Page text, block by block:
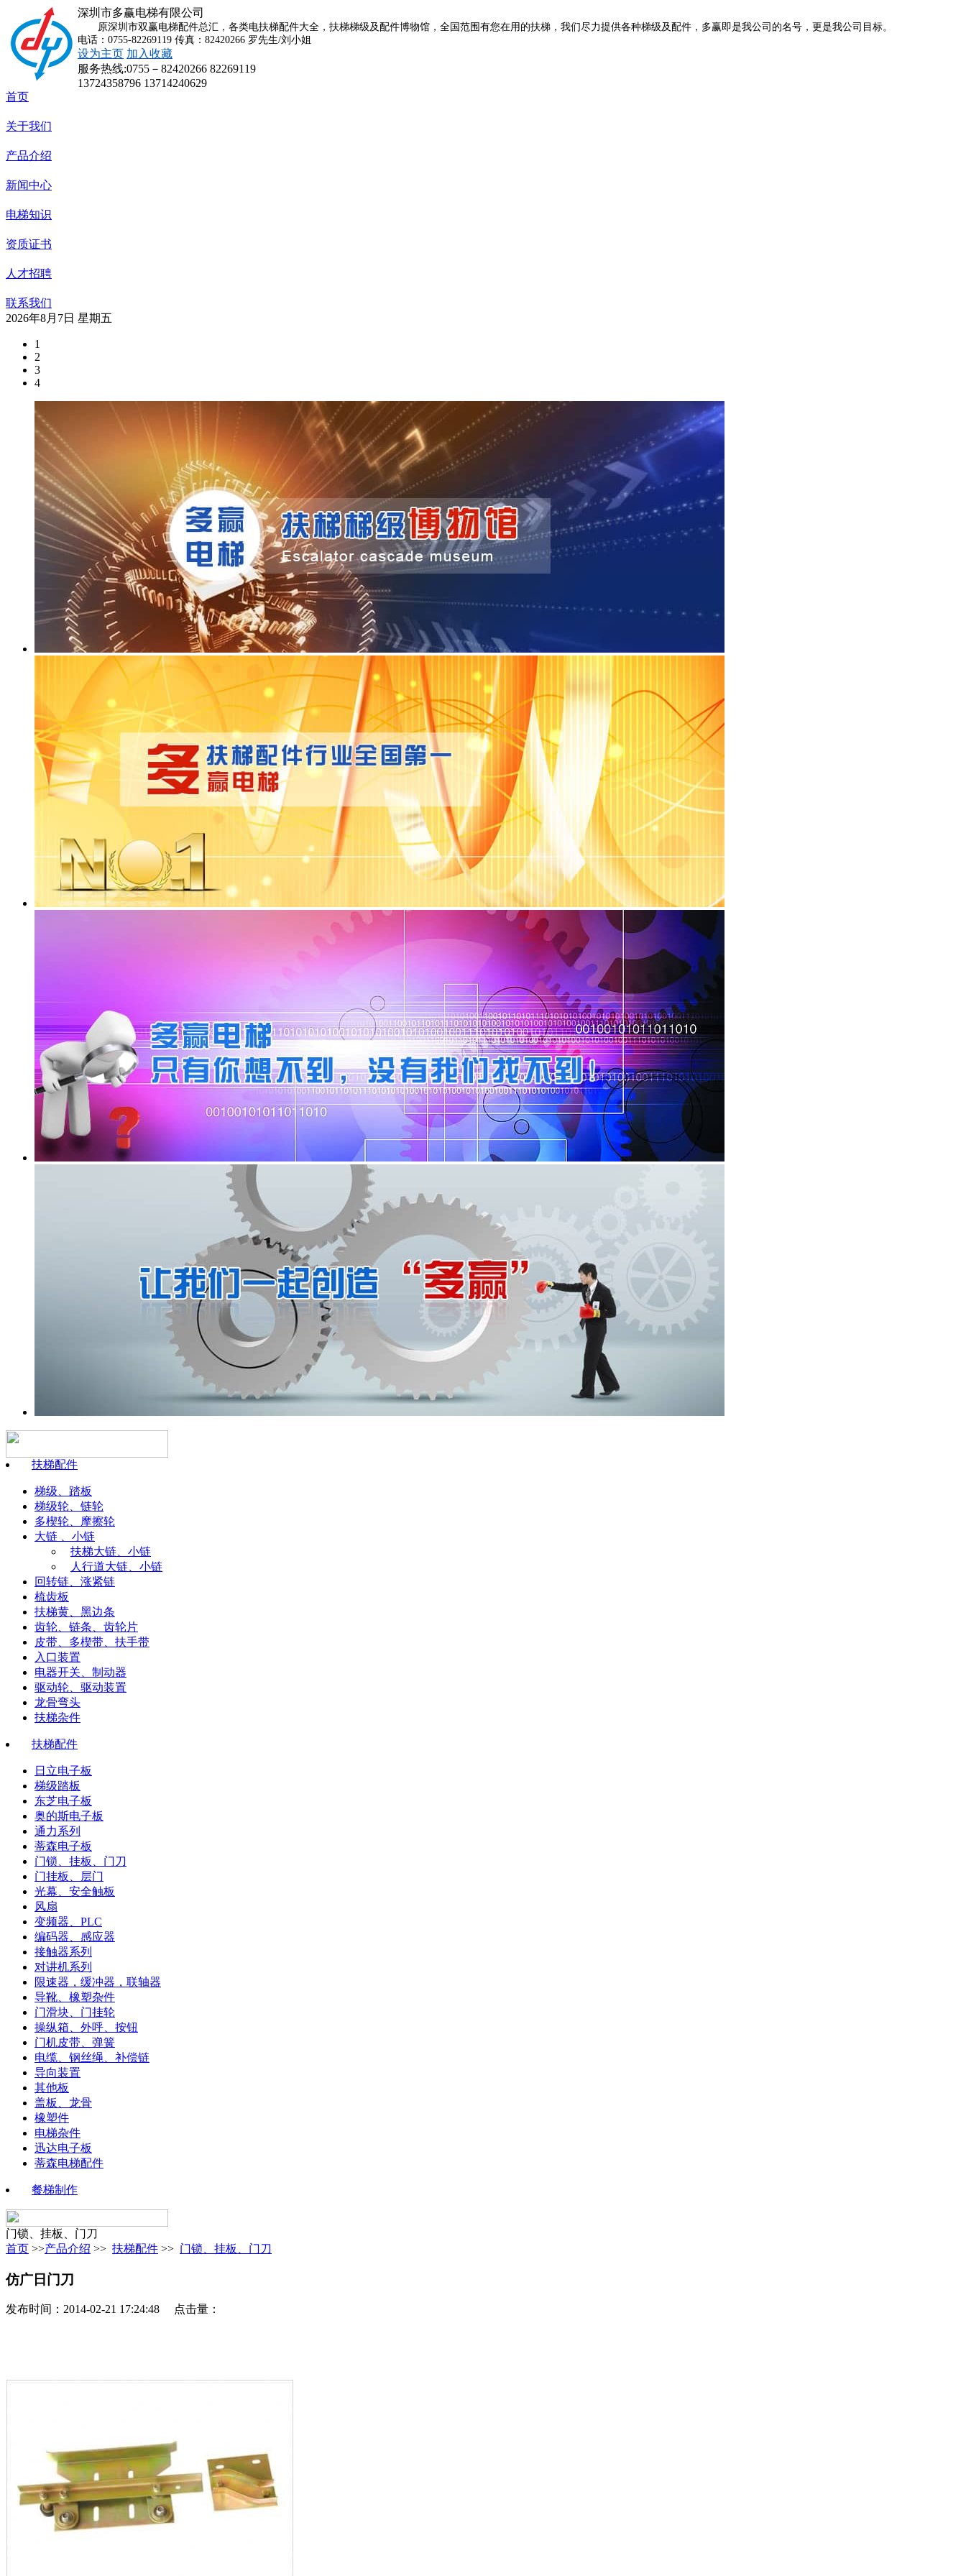
深圳市多赢电梯有限公司
原深圳市双赢电梯配件总汇，各类电扶梯配件大全，扶梯梯级及配件博物馆，全国范围有您在用的扶梯，我们尽力提供各种梯级及配件，多赢即是我公司的名号，更是我公司目标。
电话：0755-82269119 传真：82420266 罗先生/刘小姐
设为主页 加入收藏
服务热线:0755－82420266 82269119
13724358796 13714240629
首页
关于我们
产品介绍
新闻中心
电梯知识
资质证书
人才招聘
联系我们
2026年8月7日 星期五
1
2
3
4
扶梯配件
梯级、踏板
梯级轮、链轮
多楔轮、摩擦轮
大链 、小链
扶梯大链、小链
人行道大链、小链
回转链、涨紧链
梳齿板
扶梯黄、黑边条
齿轮、链条、齿轮片
皮带、多楔带、扶手带
入口装置
电器开关、制动器
驱动轮、驱动装置
龙骨弯头
扶梯杂件
扶梯配件
日立电子板
梯级踏板
东芝电子板
奥的斯电子板
通力系列
蒂森电子板
门锁、挂板、门刀
门挂板、层门
光幕、安全触板
风扇
变频器、PLC
编码器、感应器
接触器系列
对讲机系列
限速器，缓冲器，联轴器
导靴、橡塑杂件
门滑块、门挂轮
操纵箱、外呼、按钮
门机皮带、弹簧
电缆、钢丝绳、补偿链
导向装置
其他板
盖板、龙骨
橡塑件
电梯杂件
迅达电子板
蒂森电梯配件
餐梯制作
门锁、挂板、门刀
首页 >>产品介绍 >> 扶梯配件 >> 门锁、挂板、门刀
仿广日门刀
发布时间：2014-02-21 17:24:48 点击量：